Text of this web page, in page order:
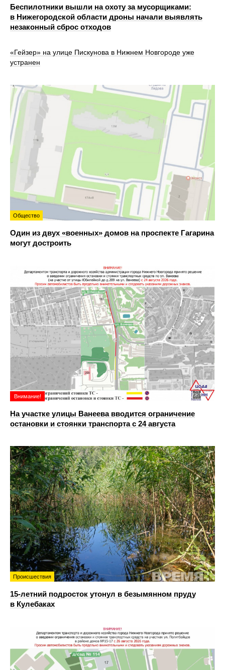
Беспилотники вышли на охоту за мусорщиками:
в Нижегородской области дроны начали выявлять
незаконный сброс отходов
«Гейзер» на улице Пискунова в Нижнем Новгороде уже
устранен
Общество
Один из двух «военных» домов на проспекте Гагарина
могут достроить
Внимание!
На участке улицы Ванеева вводится ограничение
остановки и стоянки транспорта с 24 августа
Происшествия
15-летний подросток утонул в безымянном пруду
в Кулебаках